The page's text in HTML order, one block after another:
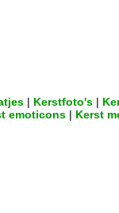
| Kerstfoto's |
emoticons | Kerst